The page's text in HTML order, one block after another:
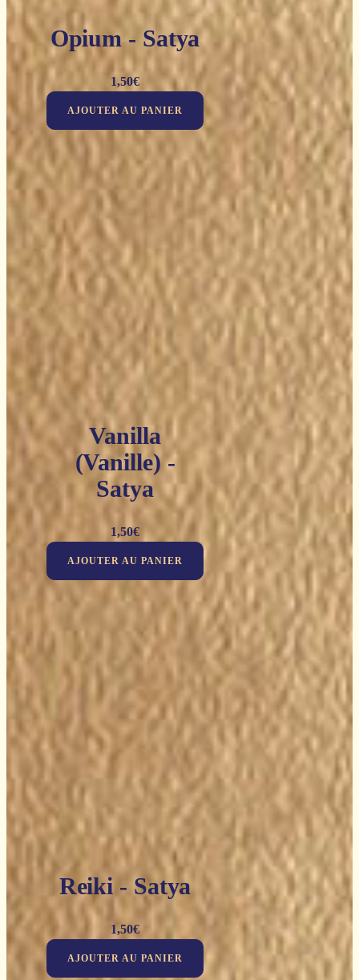
Opium - Satya
1,50€
AJOUTER AU PANIER
Vanilla
(Vanille) -
Satya
1,50€
AJOUTER AU PANIER
Reiki - Satya
1,50€
AJOUTER AU PANIER